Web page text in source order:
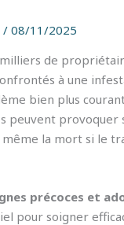
/08/11/2025
milliers de
à une
bien plus
peuvent provoquer
la mort si le
précoces et
pour soigner